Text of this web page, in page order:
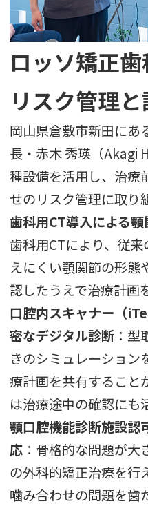
ロッソ矯正
リスク管理
岡山県倉敷市新田にあ
長・赤木 秀瑛（Akagi
種設備を活用し、治療
せのリスク管理に取り
歯科用CT導入による
歯科用CTにより、従
えにくい顎関節の形態
認したうえで治療計画
口腔内スキャナー（
密なデジタル診断 ：
きのシミュレーション
療計画を共有すること
は治療途中の確認にも
顎口腔機能診断施設認
応 ：骨格的な問題が
の外科的矯正治療を行
噛み合わせの問題を歯